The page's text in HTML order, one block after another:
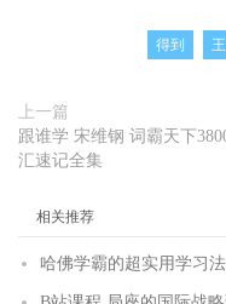
得到
上一篇
跟谁学 宋维钢 词霸天下
汇速记全集
相关推荐
哈佛学霸的超实用学习